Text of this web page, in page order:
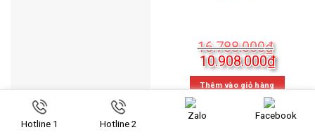
16.788.000₫
Giá
gốc
là:
16.788.000₫.
10.908.000₫Giá
hiện
tại
là:
Thêm vào giỏ hàng
Hotline 1 Hotline 2
Zalo Facebook